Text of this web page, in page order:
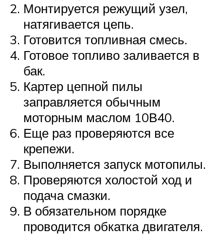
Монтируется режущий узел,
натягивается цепь.
Готовится топливная смесь.
Готовое топливо заливается в
бак.
Картер цепной пилы
заправляется обычным
моторным маслом 10В40.
Еще раз проверяются все
крепежи.
Выполняется запуск мотопилы.
Проверяются холостой ход и
подача смазки.
В обязательном порядке
проводится обкатка двигателя.